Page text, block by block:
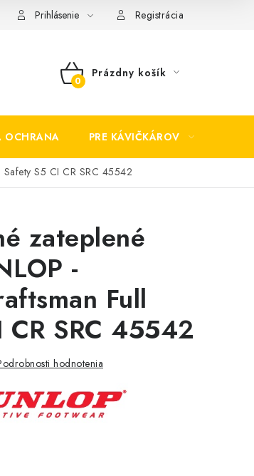
Prihlásenie Registrácia
NÁKUPNÝ
Prázdny košík
OCHRANA PRE KÁVIČKÁROV
S5 CI CR SRC 45542
zateplené
-
Full
CR SRC 45542
hodnotenia